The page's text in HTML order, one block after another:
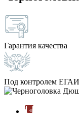
Гарантия качества
Под контролем